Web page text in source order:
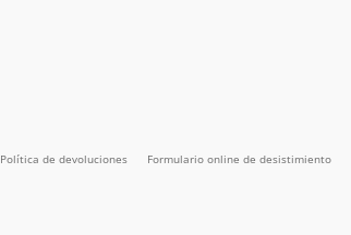
Política de devoluciones Formulario online de desistimiento